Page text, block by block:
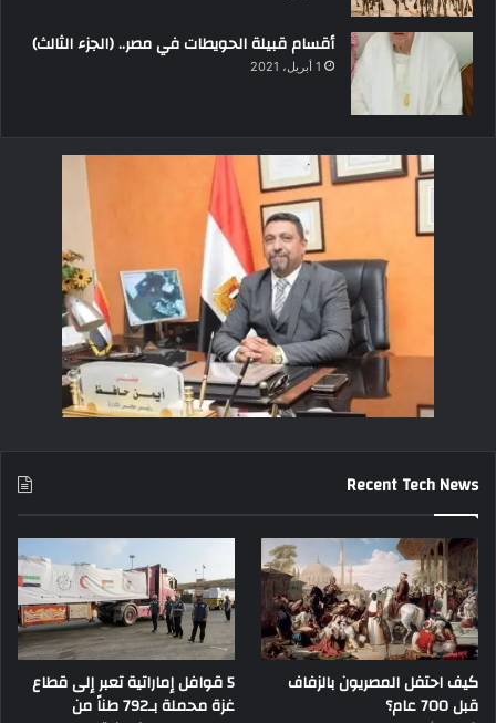
أقسام قبيلة الحويطات في مصر.. (الجزء الثالث)
1 أبريل، 2021
Recent Tech News
كيف احتفل المصريون بالزفاف
قبل 700 عام؟
5 قوافل إماراتية تعبر إلى قطاع
غزة محملة بـ792 طناً من